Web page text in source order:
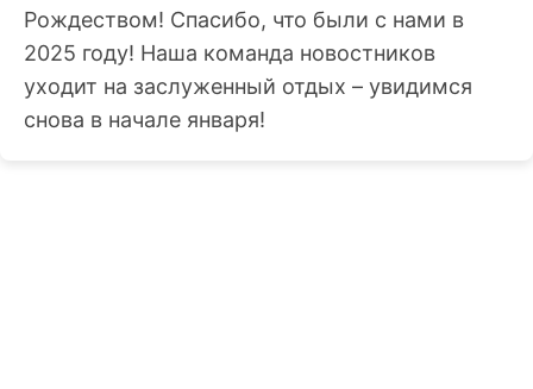
Рождеством! Спасибо, что были с нами в
2025 году! Наша команда новостников
уходит на заслуженный отдых – увидимся
снова в начале января!